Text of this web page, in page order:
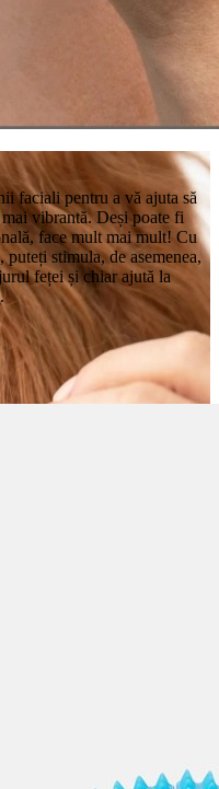
faciali pentru a vă ajuta să
vibrantă. Deși poate fi
face mult mai mult! Cu
stimula, de asemenea,
feței și chiar ajută la